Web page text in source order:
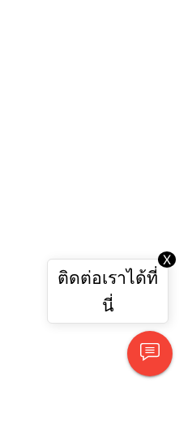
ติดต่อเราได้ที่
นี่
X